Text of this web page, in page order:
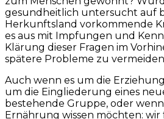
gesundheitlich untersucht auf
Herkunftsland vorkommende
es aus mit Impfungen und
Klärung dieser Fragen im
spätere Probleme zu
Auch wenn es um die
um die Eingliederung eines
bestehende Gruppe, oder
Ernährung wissen möchten: